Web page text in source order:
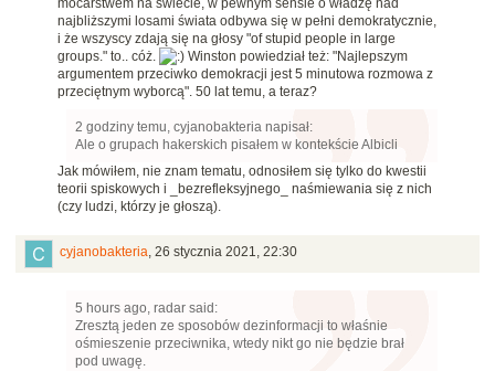
mocarstwem na świecie, w pewnym sensie o władzę nad
najbliższymi losami świata odbywa się w pełni demokratycznie,
i że wszyscy zdają się na głosy "of stupid people in large
groups." to.. cóż.
Winston powiedział też: "Najlepszym
argumentem przeciwko demokracji jest 5 minutowa rozmowa z
przeciętnym wyborcą". 50 lat temu, a teraz?
2 godziny temu, cyjanobakteria napisał:
Ale o grupach hakerskich pisałem w kontekście Albicli
Jak mówiłem, nie znam tematu, odnosiłem się tylko do kwestii
teorii spiskowych i _bezrefleksyjnego_ naśmiewania się z nich
(czy ludzi, którzy je głoszą).
cyjanobakteria, 26 stycznia 2021, 22:30
5 hours ago, radar said:
Zresztą jeden ze sposobów dezinformacji to właśnie
ośmieszenie przeciwnika, wtedy nikt go nie będzie brał
pod uwagę.